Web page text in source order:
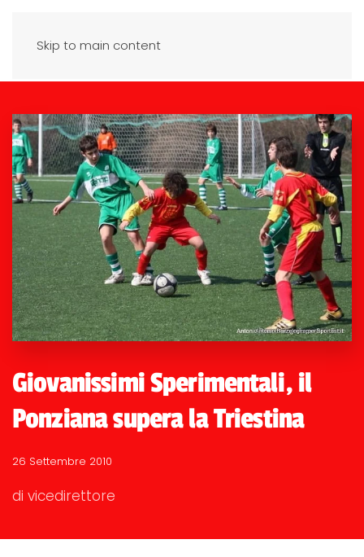
Skip to main content
Giovanissimi Sperimentali, il
Ponziana supera la Triestina
26 Settembre 2010
di vicedirettore